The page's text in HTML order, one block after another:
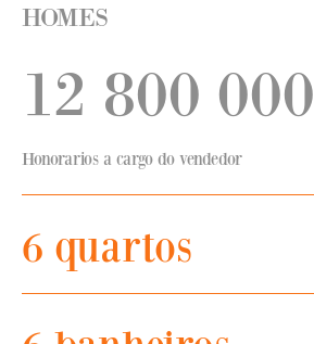
HOMES
12 800 000
Honorarios a cargo do vendedor
6 quartos